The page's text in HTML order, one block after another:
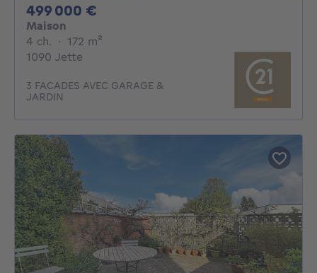
499 000 €
Maison
4 ch. 4 chambres
· 172 m²
1090 Jette
3 FACADES AVEC GARAGE &
JARDIN